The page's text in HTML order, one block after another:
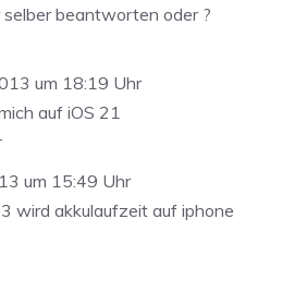
selber beantworten oder ?
um 18:19 Uhr
auf iOS 21
um 15:49 Uhr
wird akkulaufzeit auf iphone